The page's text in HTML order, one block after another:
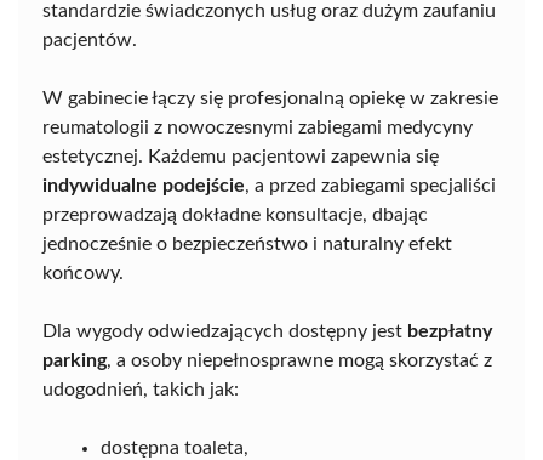
standardzie świadczonych usług oraz dużym zaufaniu
pacjentów.
W gabinecie łączy się profesjonalną opiekę w zakresie
reumatologii z nowoczesnymi zabiegami medycyny
estetycznej. Każdemu pacjentowi zapewnia się
indywidualne podejście, a przed zabiegami specjaliści
przeprowadzają dokładne konsultacje, dbając
jednocześnie o bezpieczeństwo i naturalny efekt
końcowy.
Dla wygody odwiedzających dostępny jest bezpłatny
parking, a osoby niepełnosprawne mogą skorzystać z
udogodnień, takich jak:
dostępna toaleta,